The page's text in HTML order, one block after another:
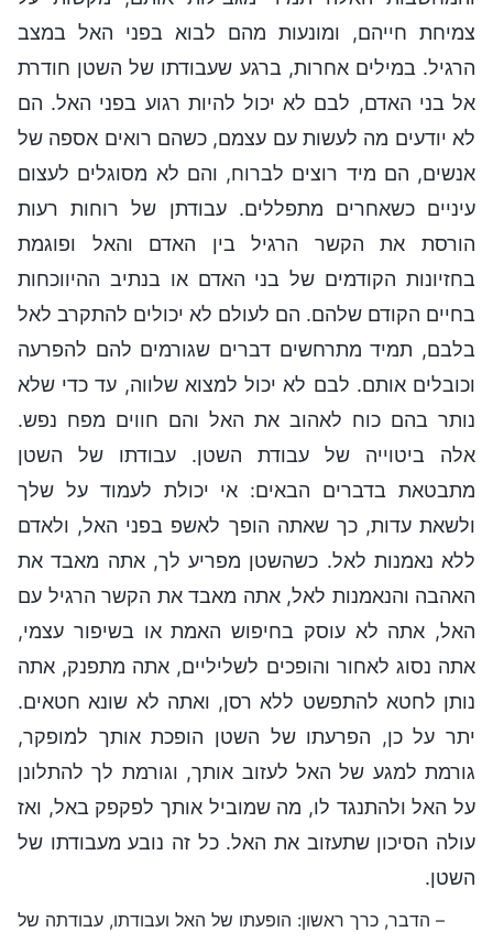
צמיחת חייהם, ומונעות מהם לבוא בפני האל במצב
הרגיל. במילים אחרות, ברגע שעבודתו של השטן חודרת
אל בני האדם, לבם לא יכול להיות רגוע בפני האל. הם
לא יודעים מה לעשות עם עצמם, כשהם רואים אספה של
אנשים, הם מיד רוצים לברוח, והם לא מסוגלים לעצום
עיניים כשאחרים מתפללים. עבודתן של רוחות רעות
הורסת את הקשר הרגיל בין האדם והאל ופוגמת
בחזיונות הקודמים של בני האדם או בנתיב ההיווכחות
בחיים הקודם שלהם. הם לעולם לא יכולים להתקרב לאל
בלבם, תמיד מתרחשים דברים שגורמים להם להפרעה
וכובלים אותם. לבם לא יכול למצוא שלווה, עד כדי שלא
נותר בהם כוח לאהוב את האל והם חווים מפח נפש.
אלה ביטוייה של עבודת השטן. עבודתו של השטן
מתבטאת בדברים הבאים: אי יכולת לעמוד על שלך
ולשאת עדות, כך שאתה הופך לאשפ בפני האל, ולאדם
ללא נאמנות לאל. כשהשטן מפריע לך, אתה מאבד את
האהבה והנאמנות לאל, אתה מאבד את הקשר הרגיל עם
האל, אתה לא עוסק בחיפוש האמת או בשיפור עצמי,
אתה נסוג לאחור והופכים לשליליים, אתה מתפנק, אתה
נותן לחטא להתפשט ללא רסן, ואתה לא שונא חטאים.
יתר על כן, הפרעתו של השטן הופכת אותך למופקר,
גורמת למגע של האל לעזוב אותך, וגורמת לך להתלונן
על האל ולהתנגד לו, מה שמוביל אותך לפקפק באל, ואז
עולה הסיכון שתעזוב את האל. כל זה נובע מעבודתו של
השטן.
– הדבר, כרך ראשון: הופעתו של האל ועבודתו, עבודתה של